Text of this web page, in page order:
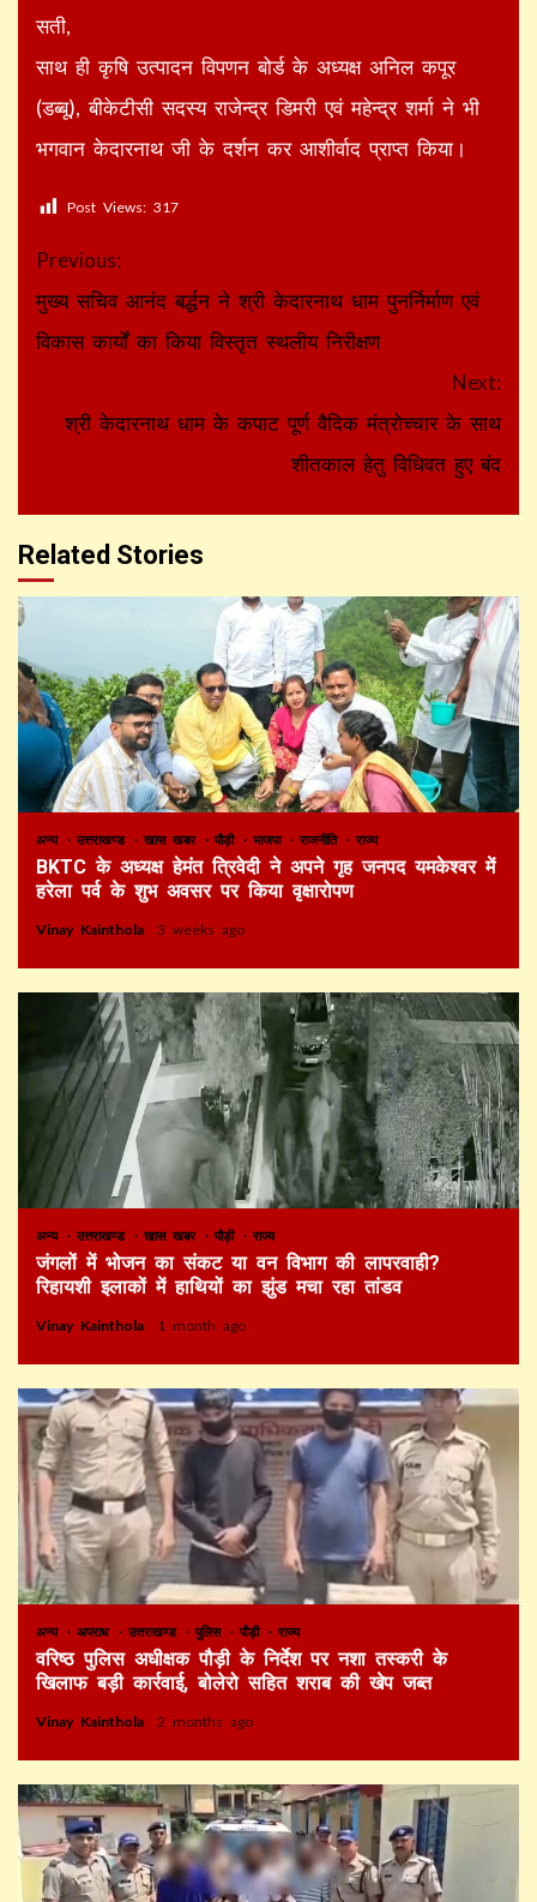
सती,
साथ ही कृषि उत्पादन विपणन बोर्ड के अध्यक्ष अनिल कपूर
(डब्बू), बीकेटीसी सदस्य राजेन्द्र डिमरी एवं महेन्द्र शर्मा ने भी
भगवान केदारनाथ जी के दर्शन कर आशीर्वाद प्राप्त किया।
Post Views: 317
Continue
Reading
Previous:
मुख्य सचिव आनंद बर्द्धन ने श्री केदारनाथ धाम पुनर्निर्माण एवं
विकास कार्यों का किया विस्तृत स्थलीय निरीक्षण
Next:
श्री केदारनाथ धाम के कपाट पूर्ण वैदिक मंत्रोच्चार के साथ
शीतकाल हेतु विधिवत हुए बंद
Related Stories
अन्य उत्तराखण्ड खास खबर पौड़ी भाजपा राजनीति राज्य
BKTC के अध्यक्ष हेमंत त्रिवेदी ने अपने गृह जनपद यमकेश्वर में
हरेला पर्व के शुभ अवसर पर किया वृक्षारोपण
Vinay Kainthola 3 weeks ago
अन्य उत्तराखण्ड खास खबर पौड़ी राज्य
जंगलों में भोजन का संकट या वन विभाग की लापरवाही?
रिहायशी इलाकों में हाथियों का झुंड मचा रहा तांडव
Vinay Kainthola 1 month ago
अन्य अपराध उत्तराखण्ड पुलिस पौड़ी राज्य
वरिष्ठ पुलिस अधीक्षक पौड़ी के निर्देश पर नशा तस्करी के
खिलाफ बड़ी कार्रवाई, बोलेरो सहित शराब की खेप जब्त
Vinay Kainthola 2 months ago